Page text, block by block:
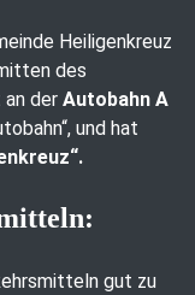
Heiligenkreuz
des
der Autobahn A
und hat
gut zu